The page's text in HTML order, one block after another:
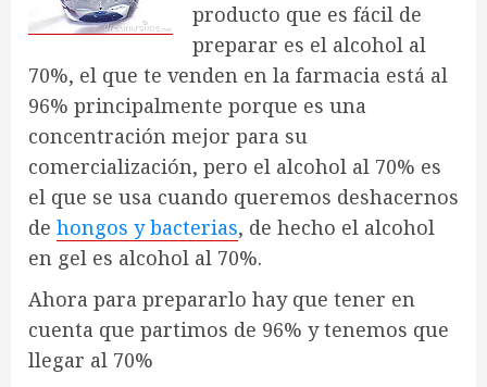
producto que es fácil de
preparar es el alcohol al
70%, el que te venden en la farmacia está al
96% principalmente porque es una
concentración mejor para su
comercialización, pero el alcohol al 70% es
el que se usa cuando queremos deshacernos
de hongos y bacterias, de hecho el alcohol
en gel es alcohol al 70%.
Ahora para prepararlo hay que tener en
cuenta que partimos de 96% y tenemos que
llegar al 70%